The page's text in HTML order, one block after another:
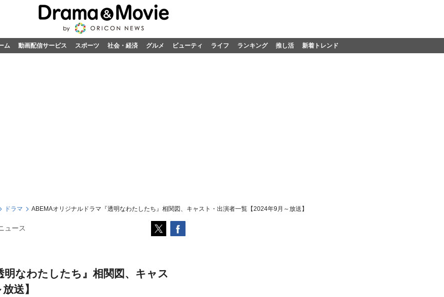
ム 動画配信サービス スポーツ 社会・経済 グルメ ビューティ ライフ ランキング 推し活 新着トレンド
ドラマ ABEMAオリジナルドラマ『透明なわたしたち』相関図、キャスト・出演者一覧【2024年9月～放送】
ュース
なわたしたち』相関図、キャス
送】